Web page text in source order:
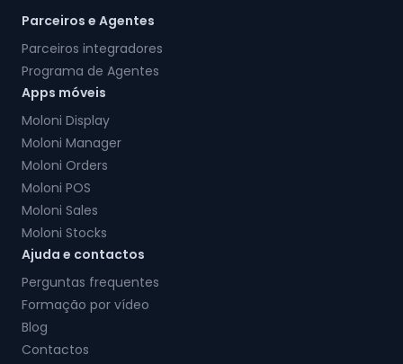
Parceiros e Agentes
Parceiros integradores
Programa de Agentes
Apps móveis
Moloni Display
Moloni Manager
Moloni Orders
Moloni POS
Moloni Sales
Moloni Stocks
Ajuda e contactos
Perguntas frequentes
Formação por vídeo
Blog
Contactos